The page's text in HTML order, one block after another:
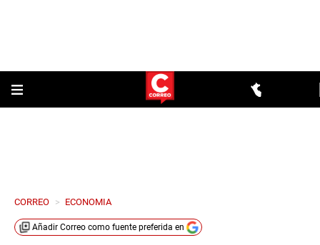
CORREO > ECONOMIA
Añadir Correo como fuente preferida en